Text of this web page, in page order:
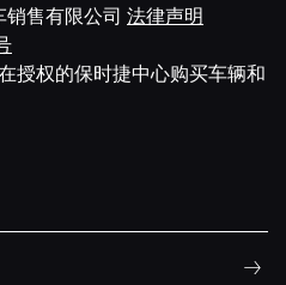
售有限公司 法律声明
授权的保时捷中心购买车辆和